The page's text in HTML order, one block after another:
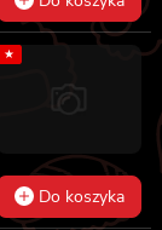
★
Do koszyka